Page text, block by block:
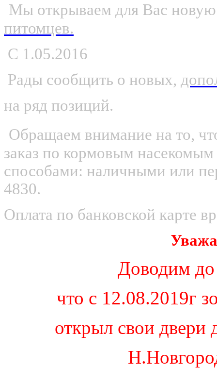
Мы открываем для Вас
питомцев.
С 1.05.2016
Рады сообщить о новых,
на ряд позиций.
Обращаем внимание на то,
заказ по кормовым
способами: наличными или
4830.
Оплата по банковской карте
Доводим до
что с
открыл свои двери